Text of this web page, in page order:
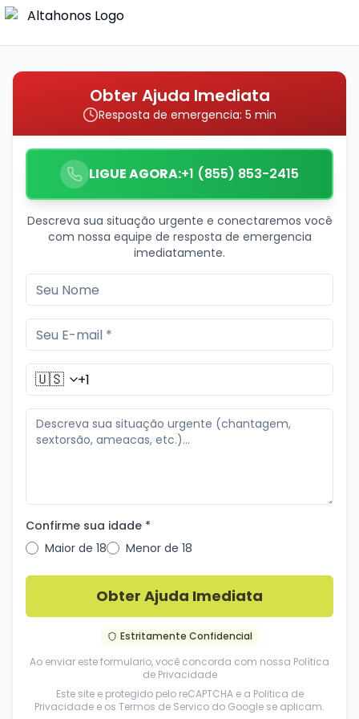
Obter Ajuda Imediata
Resposta de emergencia: 5 min
LIGUE AGORA:+1 (855) 853-2415
Descreva sua situação urgente e conectaremos você
com nossa equipe de resposta de emergencia
imediatamente.
🇺🇸
Confirme sua idade *
Maior de 18
Menor de 18
Obter Ajuda Imediata
Estritamente Confidencial
Ao enviar este formulario, você concorda com nossa Política
de Privacidade
Este site e protegido pelo reCAPTCHA e a Politica de
Privacidade e os Termos de Servico do Google se aplicam.